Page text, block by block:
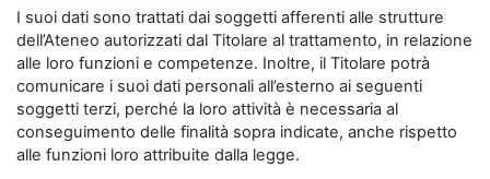
I suoi dati sono trattati dai soggetti afferenti alle strutture
dell’Ateneo autorizzati dal Titolare al trattamento, in relazione
alle loro funzioni e competenze. Inoltre, il Titolare potrà
comunicare i suoi dati personali all’esterno ai seguenti
soggetti terzi, perché la loro attività è necessaria al
conseguimento delle finalità sopra indicate, anche rispetto
alle funzioni loro attribuite dalla legge.